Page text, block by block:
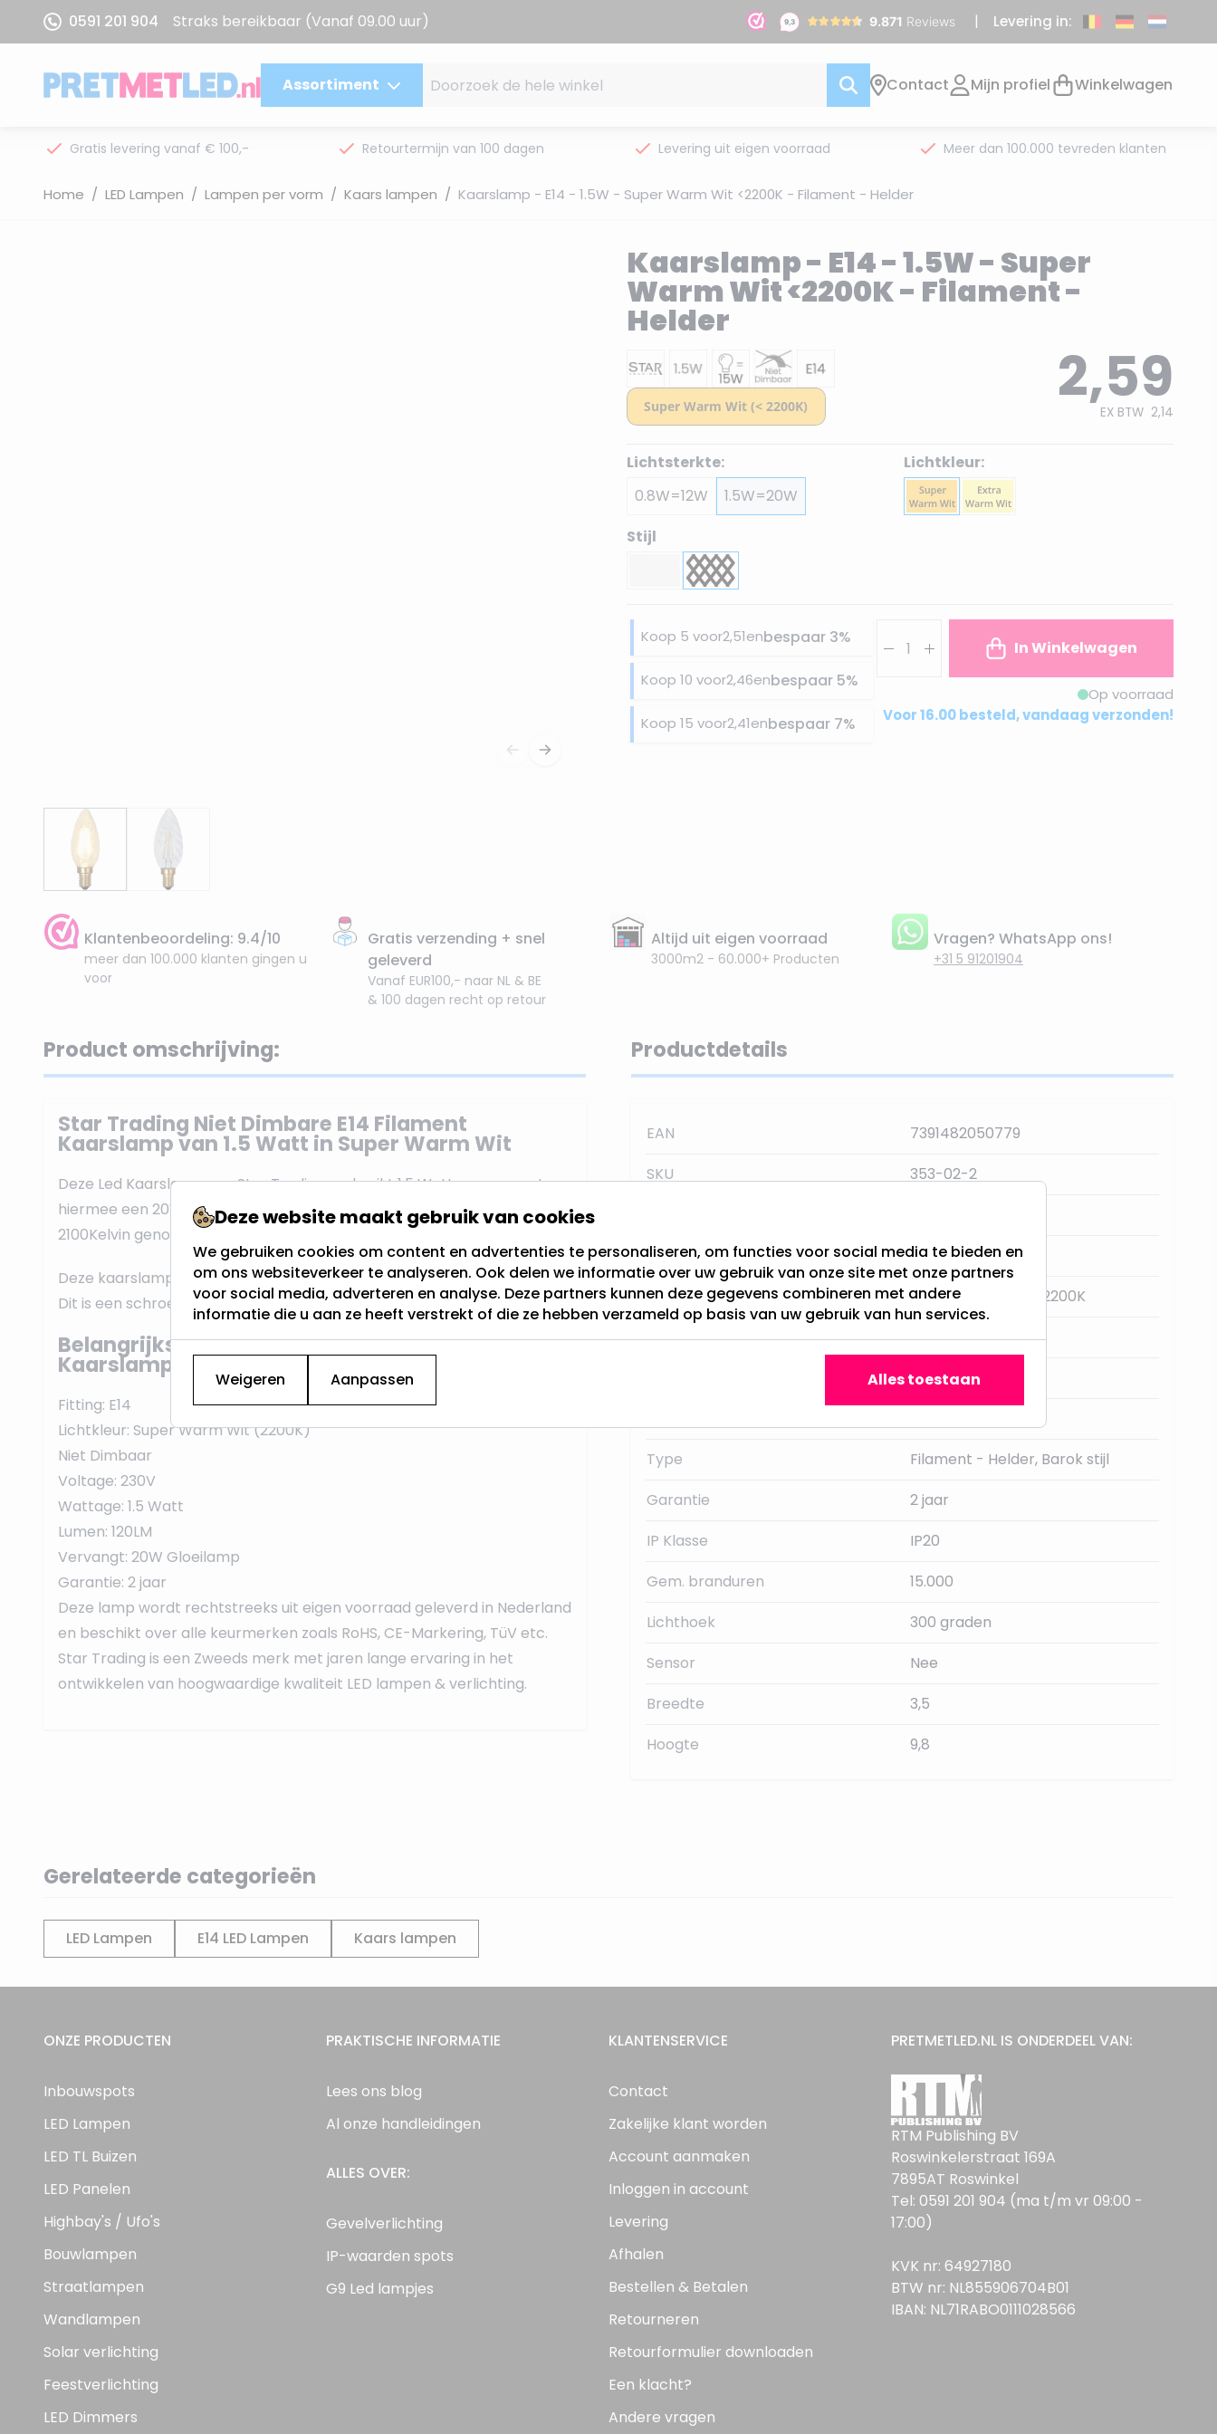
Ga naar de inhoud
0591 201 904 Straks bereikbaar (Vanaf 09.00 uur) Levering in:
Assortiment Contact Mijn profiel Winkelwagen
Gratis levering vanaf € 100,- Retourtermijn van 100 dagen Levering uit eigen voorraad Meer dan 100.000 tevreden klanten
Home / LED Lampen / Lampen per vorm / Kaars lampen / Kaarslamp - E14 - 1.5W - Super Warm Wit <2200K - Filament - Helder
Kaarslamp - E14 - 1.5W - Super
Warm Wit <2200K - Filament -
Helder
2,59
EX BTW 2,14
Lichtsterkte:
0.8W=12W
1.5W=20W
Lichtkleur:
Stijl
Koop 5 voor2,51enbespaar 3%
Koop 10 voor2,46enbespaar 5%
Koop 15 voor2,41enbespaar 7%
In Winkelwagen
Op voorraad
Voor 16.00 besteld, vandaag verzonden!
Klantenbeoordeling: 9.4/10
meer dan 100.000 klanten gingen u
voor
Gratis verzending + snel
geleverd
Vanaf EUR100,- naar NL & BE
& 100 dagen recht op retour
Altijd uit eigen voorraad
3000m2 - 60.000+ Producten
Vragen? WhatsApp ons!
+31 5 91201904
Product omschrijving:
Star Trading Niet Dimbare E14 Filament
Kaarslamp van 1.5 Watt in Super Warm Wit
Deze Led Kaarslamp van Star Trading verbruikt 1.5 Watt en vervangt
hiermee een 20W Gloeilamp. De lichtkleur is Super Warm Wit, ook wel
2100Kelvin genoemd.
Deze kaarslamp heeft een E14 fitting, vaak een kleine fitting genoemd.
Dit is een schroeffitting die standaard werkt op 230Volt.
Belangrijkste eigenschappen van deze E14 LED
Kaarslamp:
Fitting: E14
Lichtkleur: Super Warm Wit (2200K)
Niet Dimbaar
Voltage: 230V
Wattage: 1.5 Watt
Lumen: 120LM
Vervangt: 20W Gloeilamp
Garantie: 2 jaar
Deze lamp wordt rechtstreeks uit eigen voorraad geleverd in Nederland
en beschikt over alle keurmerken zoals RoHS, CE-Markering, TüV etc.
Star Trading is een Zweeds merk met jaren lange ervaring in het
ontwikkelen van hoogwaardige kwaliteit LED lampen & verlichting.
Productdetails
EAN
7391482050779
SKU
353-02-2
Fitting
E14
Lichtkleur
Super Warm Wit - 2200K
Dimbaar
Nee
Star Trading
Type
Filament - Helder, Barok stijl
Garantie
2 jaar
IP Klasse
IP20
Gem. branduren
15.000
Lichthoek
300 graden
Sensor
Nee
Breedte
3,5
Hoogte
9,8
Gerelateerde categorieën
LED Lampen E14 LED Lampen Kaars lampen
ONZE PRODUCTEN
Inbouwspots
LED Lampen
LED TL Buizen
LED Panelen
Highbay's / Ufo's
Bouwlampen
Straatlampen
Wandlampen
Solar verlichting
Feestverlichting
LED Dimmers
PRAKTISCHE INFORMATIE
Lees ons blog
Al onze handleidingen
ALLES OVER:
Gevelverlichting
IP-waarden spots
G9 Led lampjes
KLANTENSERVICE
Contact
Zakelijke klant worden
Account aanmaken
Inloggen in account
Levering
Afhalen
Bestellen & Betalen
Retourneren
Retourformulier downloaden
Een klacht?
Andere vragen
PRETMETLED.NL IS ONDERDEEL VAN:
RTM Publishing BV
Roswinkelerstraat 169A
7895AT Roswinkel
Tel: 0591 201 904 (ma t/m vr 09:00 -
17:00)
KVK nr: 64927180
BTW nr: NL855906704B01
IBAN: NL71RABO0111028566
Deze website maakt gebruik van cookies
We gebruiken cookies om content en advertenties te personaliseren, om functies voor social media te bieden en
om ons websiteverkeer te analyseren. Ook delen we informatie over uw gebruik van onze site met onze partners
voor social media, adverteren en analyse. Deze partners kunnen deze gegevens combineren met andere
informatie die u aan ze heeft verstrekt of die ze hebben verzameld op basis van uw gebruik van hun services.
Weigeren Aanpassen Alles toestaan